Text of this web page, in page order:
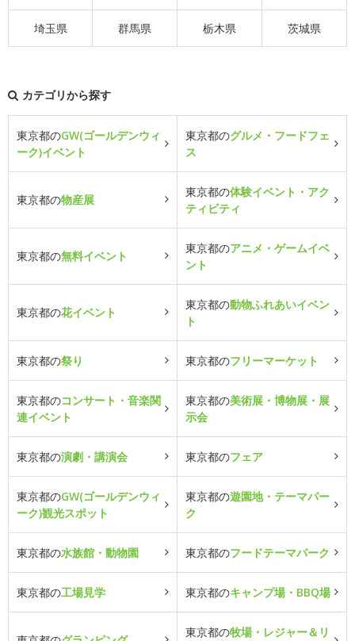
埼玉県 群馬県 栃木県 茨城県
カテゴリから探す
東京都のGW(ゴールデンウィ
ーク)イベント
東京都のグルメ・フードフェ
ス
東京都の物産展
東京都の体験イベント・アク
ティビティ
東京都の無料イベント
東京都のアニメ・ゲームイベ
ント
東京都の花イベント
東京都の動物ふれあいイベン
ト
東京都の祭り 東京都のフリーマーケット
東京都のコンサート・音楽関
連イベント
東京都の美術展・博物展・展
示会
東京都の演劇・講演会 東京都のフェア
東京都のGW(ゴールデンウィ
ーク)観光スポット
東京都の遊園地・テーマパー
ク
東京都の水族館・動物園 東京都のフードテーマパーク
東京都の工場見学 東京都のキャンプ場・BBQ場
東京都の牧場・レジャー＆リ